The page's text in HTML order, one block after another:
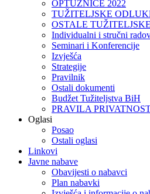
OPTUŽNICE 2022
TUŽITELJSKE
OSTALE
Individualni i stručni
Seminari i Konferencije
Izvješća
Strategije
Pravilnik
Ostali dokumenti
Budžet Tužiteljstva BiH
PRAVILA
Oglasi
Posao
Ostali oglasi
Linkovi
Javne nabave
Obavijesti o nabavci
Plan nabavki